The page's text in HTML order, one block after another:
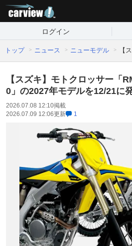
ログイン
トップ ニュース ニューモデル 【
【スズキ】モトクロッサー「
0」の2027年モデルを12/21に
2026.07.08 12:10掲載
2026.07.09 12:06更新 1